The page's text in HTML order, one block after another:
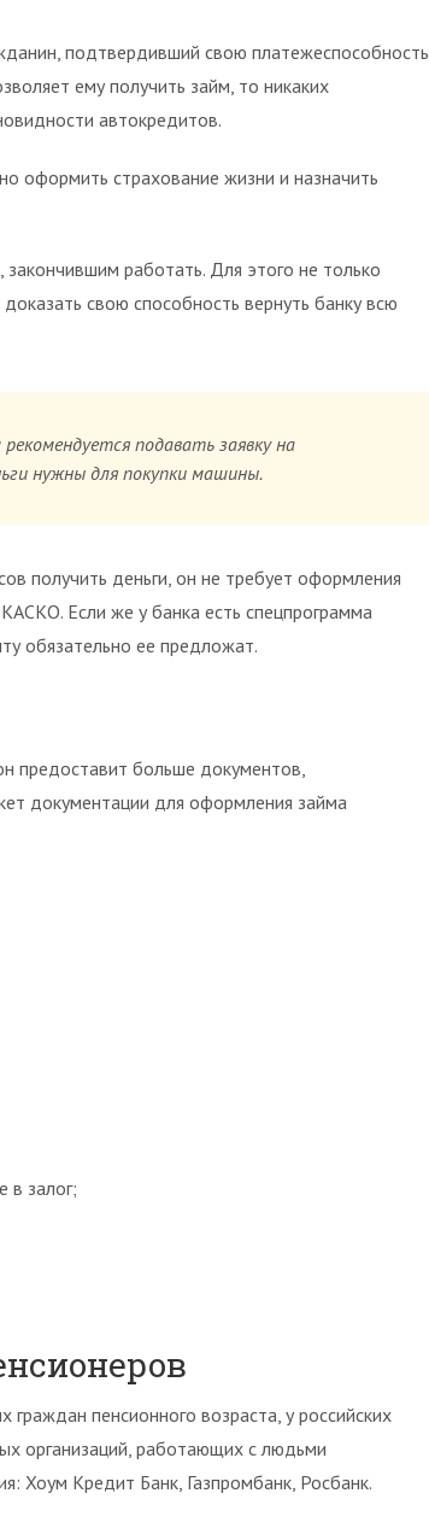
подтвердивший свою платежеспособность
ему получить займ, то никаких
автокредитов.
оформить страхование жизни и назначить
работать. Для этого не только
свою способность вернуть банку всю
подавать заявку на
нужны для покупки машины.
получить деньги, он не требует оформления
Если же у банка есть спецпрограмма
обязательно ее предложат.
предоставит больше документов,
документации для оформления займа
в залог;
пенсионного возраста, у российских
организаций, работающих с людьми
Хоум Кредит Банк, Газпромбанк, Росбанк.